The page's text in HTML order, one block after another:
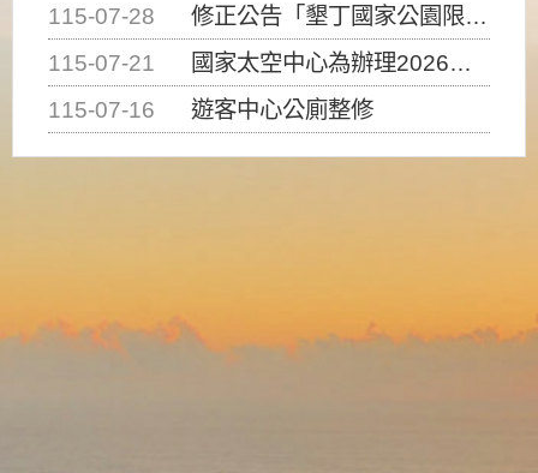
115-07-28
修正公告「墾丁國家公園限制水域遊憩活動之種類、範圍、時間及行為」，自即日生效。
115-07-21
國家太空中心為辦理2026台灣盃火箭競賽，陸、海、空域警戒及協調相關事宜，因颱風備案事宜
115-07-16
遊客中心公廁整修